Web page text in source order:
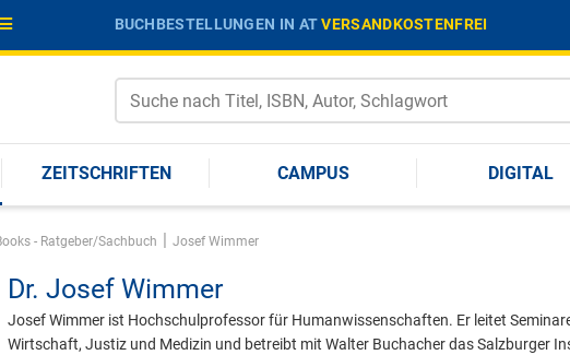
BUCHBESTELLUNGEN IN ATVERSANDKOSTENFREI
ZEITSCHRIFTEN CAMPUS DIGITAL
- Ratgeber/Sachbuch | Josef Wimmer
Dr. Josef Wimmer
Josef Wimmer ist Hochschulprofessor für Humanwissenschaften. Er leitet
Wirtschaft, Justiz und Medizin und betreibt mit Walter Buchacher das Salzburger